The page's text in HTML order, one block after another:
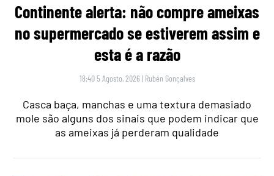
Continente alerta: não compre ameixas
no supermercado se estiverem assim e
esta é a razão
18:40 5 Agosto, 2026 | Rubén Gonçalves
Casca baça, manchas e uma textura demasiado
mole são alguns dos sinais que podem indicar que
as ameixas já perderam qualidade